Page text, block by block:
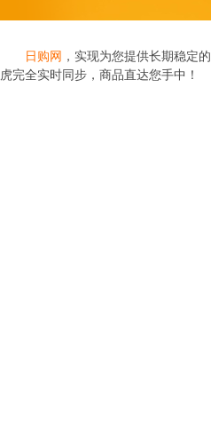
日购网 ，实现为您提供长期稳定的
虎完全实时同步，商品直达您手中！